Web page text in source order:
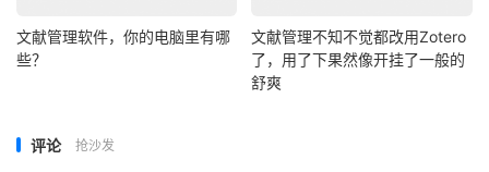
文献管理软件，你的电脑里有哪
些？
文献管理不知不觉都改用Zotero
了，用了下果然像开挂了一般的
舒爽
评论 抢沙发